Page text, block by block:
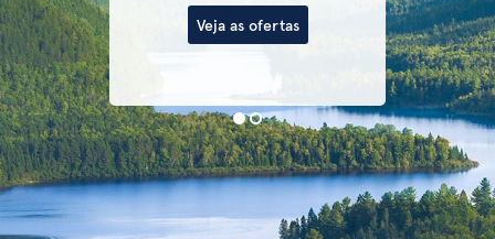
Veja as ofertas